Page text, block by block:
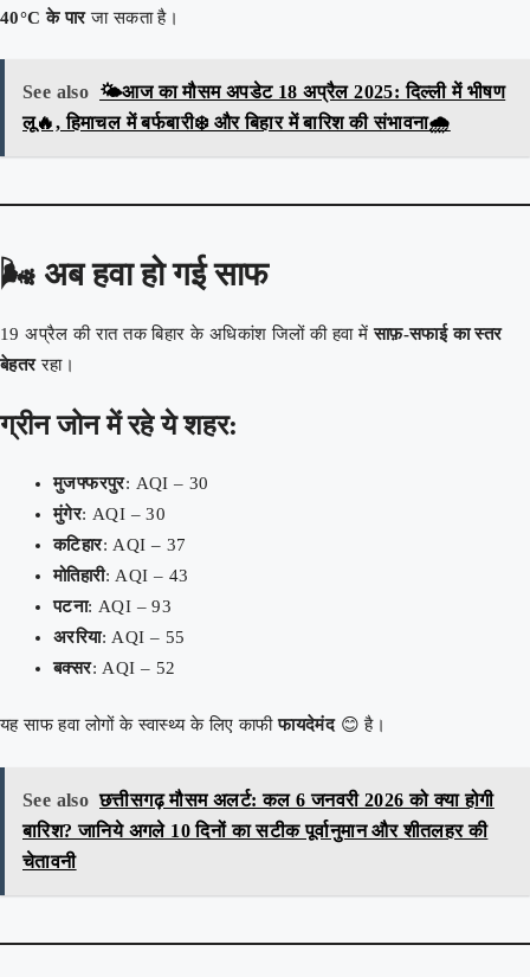
40°C के पारजा सकता है।
See also 🌤️आज का मौसम अपडेट 18 अप्रैल 2025: दिल्ली में भीषण
लू🔥, हिमाचल में बर्फबारी❄️ और बिहार में बारिश की संभावना🌧️
🌬️ अब हवा हो गई साफ
19 अप्रैल की रात तक बिहार के अधिकांश जिलों की हवा मेंसाफ़-सफाई का स्तर
बेहतररहा।
ग्रीन जोन में रहे ये शहर:
मुजफ्फरपुर: AQI – 30
मुंगेर: AQI – 30
कटिहार: AQI – 37
मोतिहारी: AQI – 43
पटना: AQI – 93
अररिया: AQI – 55
बक्सर: AQI – 52
यह साफ हवा लोगों के स्वास्थ्य के लिए काफीफायदेमंद😊 है।
See also छत्तीसगढ़ मौसम अलर्ट: कल 6 जनवरी 2026 को क्या होगी
बारिश? जानिये अगले 10 दिनों का सटीक पूर्वानुमान और शीतलहर की
चेतावनी